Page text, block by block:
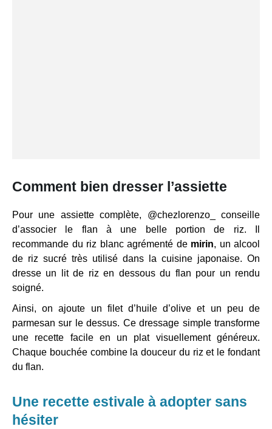
Comment bien dresser l’assiette
Pour une assiette complète, @chezlorenzo_ conseille
d’associer le flan à une belle portion de riz. Il
recommande du riz blanc agrémenté de mirin, un alcool
de riz sucré très utilisé dans la cuisine japonaise. On
dresse un lit de riz en dessous du flan pour un rendu
soigné.
Ainsi, on ajoute un filet d’huile d’olive et un peu de
parmesan sur le dessus. Ce dressage simple transforme
une recette facile en un plat visuellement généreux.
Chaque bouchée combine la douceur du riz et le fondant
du flan.
Une recette estivale à adopter sans
hésiter